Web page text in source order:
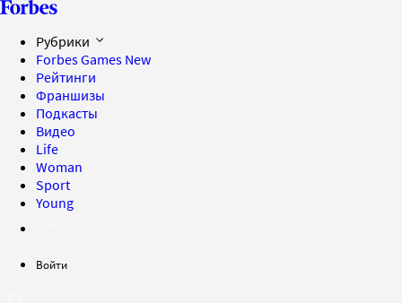
Рубрики
Forbes Games New
Рейтинги
Франшизы
Подкасты
Видео
Life
Woman
Sport
Young
Войти